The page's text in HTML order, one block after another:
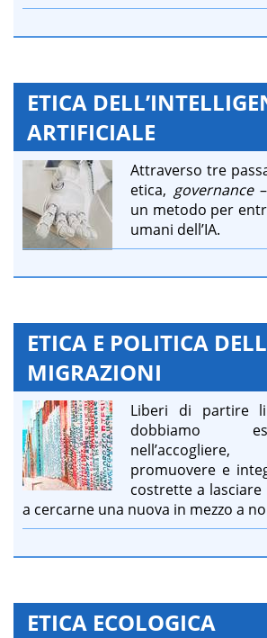
ETICA
ARTIFICIALE
Attraverso tre
etica, governance
un metodo per
umani dell’IA.
ETICA E POLITICA
MIGRAZIONI
Liberi di partire
dobbiamo
promuovere e
costrette a
a cercarne una nuova in mezzo a
ETICA ECOLOGICA